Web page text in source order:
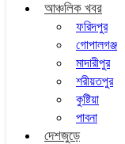
আঞ্চলিক খবর
ফরিদপুর
গোপালগঞ্জ
মাদারীপুর
শরীয়তপুর
কুষ্টিয়া
পাবনা
দেশজুড়ে